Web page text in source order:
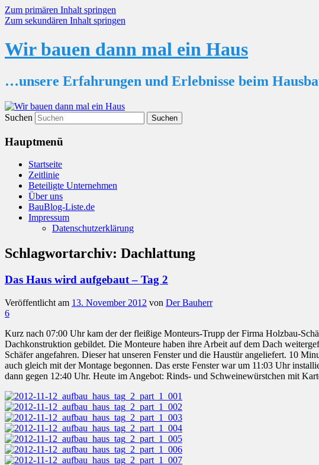
Zum primären Inhalt springen
Zum sekundären Inhalt springen
Wir bauen dann mal ein Haus
…unsere Erfahrungen und Erlebnisse beim
Suchen
Hauptmenü
Startseite
Zeitlinie
Beteiligte Unternehmen
Über uns
BauBlog-Liste.de
Impressum
Datenschutzerklärung
Schlagwortarchiv: Dachlattung
Das Haus wird aufgebaut – Tag 2
Veröffentlicht am 13. November 2012 von Der Bauherr
6
Kurz nach 07:00 Uhr kam der der fleißige Monteurs-Trupp der Firma Holzbau-
Dachkonstruktion gebildet. Die Monteure haben ihre Arbeit auf dem Dach
Schäfer angefahren. Dieser hat unseren Fenster und die Haustür angeliefert. 10
auch gleich mit der Montage begonnen. Das erste Fenster war um 11:03 Uhr
dann gegen 12:40 Uhr. Heute im Angebot: Rinds- und Schweinewürstchen mit